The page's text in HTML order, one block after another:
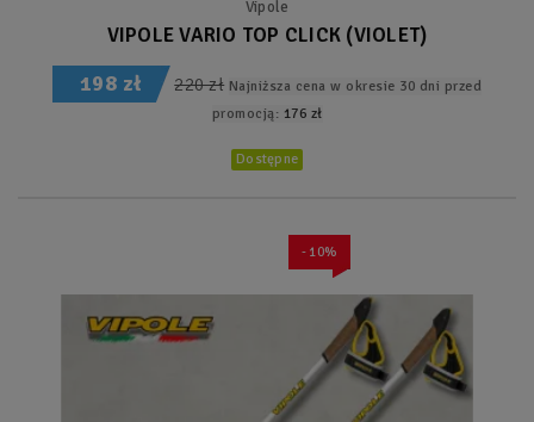
Vipole
VIPOLE VARIO TOP CLICK (VIOLET)
198 zł 220 zł Najniższa cena w okresie 30 dni przed
promocją: 176 zł
Dostępne
- 10%